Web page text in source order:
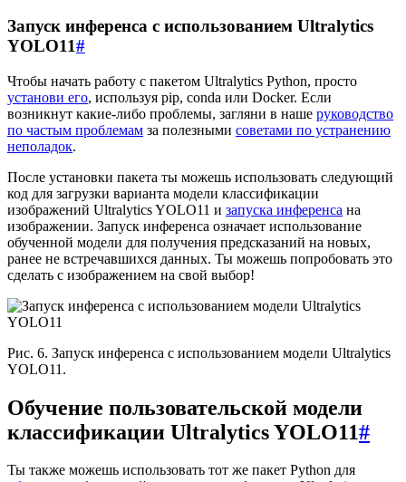
Запуск инференса с использованием Ultralytics
YOLO11#
Чтобы начать работу с пакетом Ultralytics Python, просто
установи его, используя pip, conda или Docker. Если
возникнут какие-либо проблемы, загляни в наше руководство
по частым проблемам за полезными советами по устранению
неполадок.
После установки пакета ты можешь использовать следующий
код для загрузки варианта модели классификации
изображений Ultralytics YOLO11 и запуска инференса на
изображении. Запуск инференса означает использование
обученной модели для получения предсказаний на новых,
ранее не встречавшихся данных. Ты можешь попробовать это
сделать с изображением на свой выбор!
Рис. 6. Запуск инференса с использованием модели Ultralytics
YOLO11.
Обучение пользовательской модели
классификации Ultralytics YOLO11#
Ты также можешь использовать тот же пакет Python для